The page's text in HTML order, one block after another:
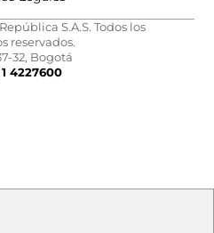
S.A.S. Todos los
reservados.
32, Bogotá
4227600